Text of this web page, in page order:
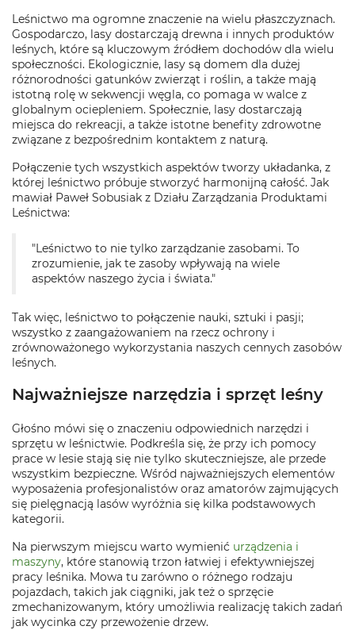
Leśnictwo ma ogromne znaczenie na wielu płaszczyznach.
Gospodarczo, lasy dostarczają drewna i innych produktów
leśnych, które są kluczowym źródłem dochodów dla wielu
społeczności. Ekologicznie, lasy są domem dla dużej
różnorodności gatunków zwierząt i roślin, a także mają
istotną rolę w sekwencji węgla, co pomaga w walce z
globalnym ociepleniem. Społecznie, lasy dostarczają
miejsca do rekreacji, a także istotne benefity zdrowotne
związane z bezpośrednim kontaktem z naturą.
Połączenie tych wszystkich aspektów tworzy układanka, z
której leśnictwo próbuje stworzyć harmonijną całość. Jak
mawiał Paweł Sobusiak z Działu Zarządzania Produktami
Leśnictwa:
"Leśnictwo to nie tylko zarządzanie zasobami. To
zrozumienie, jak te zasoby wpływają na wiele
aspektów naszego życia i świata."
Tak więc, leśnictwo to połączenie nauki, sztuki i pasji;
wszystko z zaangażowaniem na rzecz ochrony i
zrównoważonego wykorzystania naszych cennych zasobów
leśnych.
Najważniejsze narzędzia i sprzęt leśny
Głośno mówi się o znaczeniu odpowiednich narzędzi i
sprzętu w leśnictwie. Podkreśla się, że przy ich pomocy
prace w lesie stają się nie tylko skuteczniejsze, ale przede
wszystkim bezpieczne. Wśród najważniejszych elementów
wyposażenia profesjonalistów oraz amatorów zajmujących
się pielęgnacją lasów wyróżnia się kilka podstawowych
kategorii.
Na pierwszym miejscu warto wymienić urządzenia i
maszyny, które stanowią trzon łatwiej i efektywniejszej
pracy leśnika. Mowa tu zarówno o różnego rodzaju
pojazdach, takich jak ciągniki, jak też o sprzęcie
zmechanizowanym, który umożliwia realizację takich zadań
jak wycinka czy przewożenie drzew.